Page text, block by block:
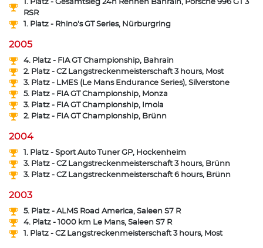
1. Platz - Gesamtsieg 24h Rennen Bahrain, Porsche 996 GT 3
RSR
1. Platz - Rhino's GT Series, Nürburgring
2005
4. Platz - FIA GT Championship, Bahrain
2. Platz - CZ Langstreckenmeisterschaft 3 hours, Most
3. Platz - LMES (Le Mans Endurance Series), Silverstone
5. Platz - FIA GT Championship, Monza
3. Platz - FIA GT Championship, Imola
2. Platz - FIA GT Championship, Brünn
2004
1. Platz - Sport Auto Tuner GP, Hockenheim
3. Platz - CZ Langstreckenmeisterschaft 3 hours, Brünn
3. Platz - CZ Langstreckenmeisterschaft 6 hours, Brünn
2003
5. Platz - ALMS Road America, Saleen S7 R
4. Platz - 1000 km Le Mans, Saleen S7 R
1. Platz - CZ Langstreckenmeisterschaft 3 hours, Most